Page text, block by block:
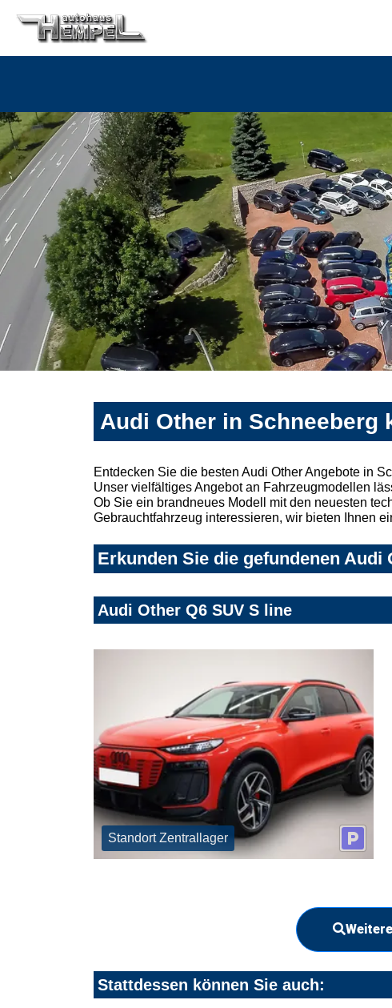
Audi Other in Schneeberg
Entdecken Sie die besten Audi Other Angebote in
Unser vielfältiges Angebot an Fahrzeugmodellen
Ob Sie ein brandneues Modell mit den neuesten
Gebrauchtfahrzeug interessieren, wir bieten Ihnen
Erkunden Sie die gefundenen
Audi Other Q6 SUV S line
Standort Zentrallager
Stattdessen können Sie auch: